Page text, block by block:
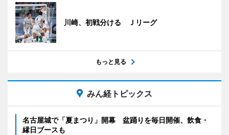
川崎、初戦分ける Ｊリーグ
もっと見る
みん経トピックス
名古屋城で「夏まつり」開幕 盆踊りを毎日開催、飲食・
縁日ブースも